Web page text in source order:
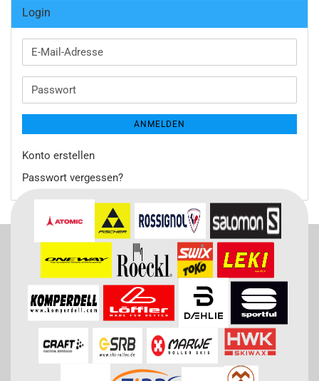
Login
E-
Mail-
Passwort
ANMELDEN
Konto erstellen
Passwort vergessen?